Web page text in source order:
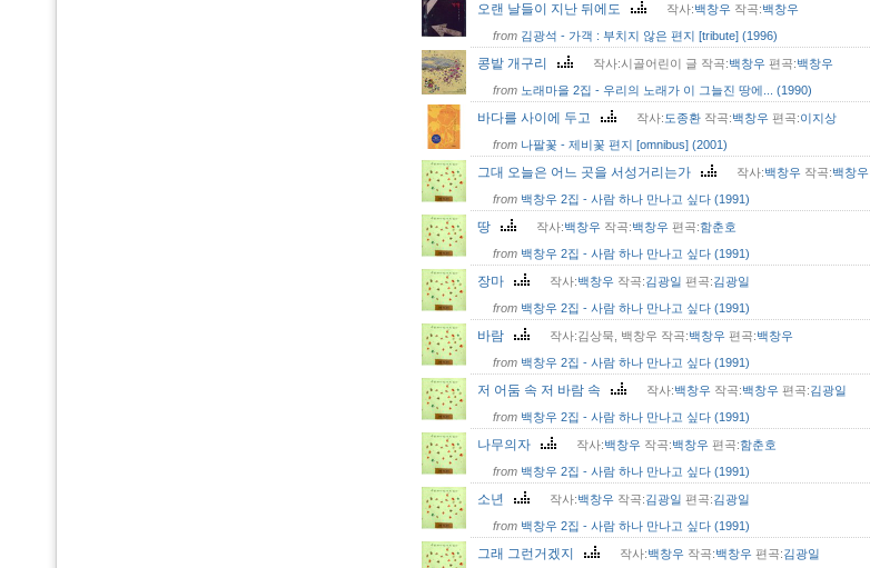
오랜 날들이 지난 뒤에도 작사:백창우 작곡:백창우
from 김광석 - 가객 : 부치지 않은 편지 [tribute] (1996)
콩밭 개구리 작사:시골어린이 글 작곡:백창우 편곡:백창우
from 노래마을 2집 - 우리의 노래가 이 그늘진 땅에... (1990)
바다를 사이에 두고 작사: 도종환 작곡:백창우 편곡:이지상
from 나팔꽃 - 제비꽃 편지 [omnibus] (2001)
그대 오늘은 어느 곳을 서성거리는가 작사:백창우 작곡:백창우
from 백창우 2집 - 사람 하나 만나고 싶다 (1991)
땅 작사:백창우 작곡:백창우 편곡:함춘호
from 백창우 2집 - 사람 하나 만나고 싶다 (1991)
장마 작사:백창우 작곡:김광일 편곡:김광일
from 백창우 2집 - 사람 하나 만나고 싶다 (1991)
바람 작사:김상묵, 백창우 작곡:백창우 편곡:백창우
from 백창우 2집 - 사람 하나 만나고 싶다 (1991)
저 어둠 속 저 바람 속 작사:백창우 작곡:백창우 편곡:김광일
from 백창우 2집 - 사람 하나 만나고 싶다 (1991)
나무의자 작사:백창우 작곡:백창우 편곡:함춘호
from 백창우 2집 - 사람 하나 만나고 싶다 (1991)
소년 작사:백창우 작곡:김광일 편곡:김광일
from 백창우 2집 - 사람 하나 만나고 싶다 (1991)
그래 그런거겠지 작사:백창우 작곡:백창우 편곡:김광일